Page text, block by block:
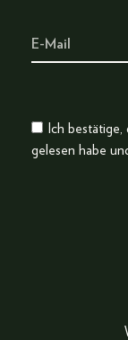
Ich bestätige,
gelesen habe